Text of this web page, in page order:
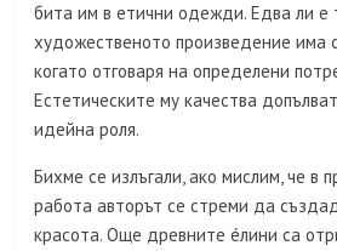
бита им в етични одежди. Едва ли е
художественото произведение има
когато отговаря на определени
Естетическите му качества
идейна роля.
Бихме се излъгали, ако мислим, че в
работа авторът се стреми да
красота. Още древните éлини са